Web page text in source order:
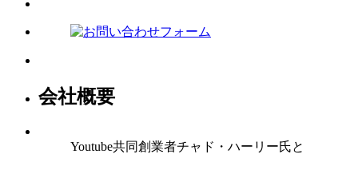
会社概要
Youtube共同創業者チャド・ハーリー氏と